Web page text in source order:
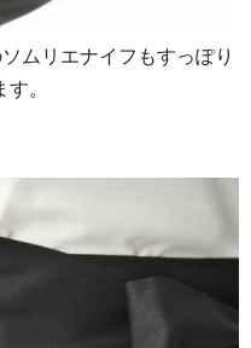
ムリエナイフもすっぽり
。